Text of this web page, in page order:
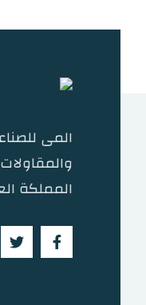
المى
المملكة